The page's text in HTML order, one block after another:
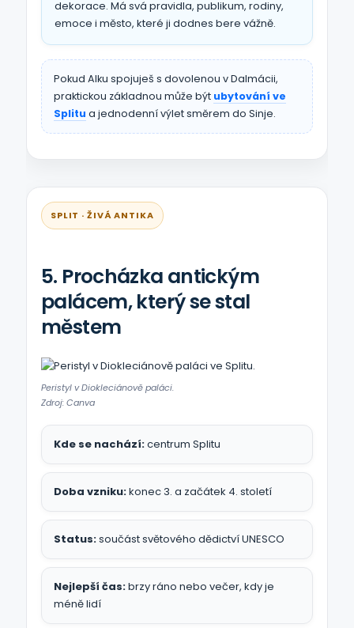
dekorace. Má svá pravidla, publikum, rodiny,
emoce i město, které ji dodnes bere vážně.
Pokud Alku spojuješ s dovolenou v Dalmácii,
praktickou základnou může být ubytování ve
Splitu a jednodenní výlet směrem do Sinje.
SPLIT · ŽIVÁ ANTIKA
5. Procházka antickým
palácem, který se stal
městem
Peristyl v Diokleciánově paláci.
Zdroj: Canva
Kde se nachází:centrum Splitu
Doba vzniku:konec 3. a začátek 4. století
Status:součást světového dědictví UNESCO
Nejlepší čas:brzy ráno nebo večer, kdy je
méně lidí